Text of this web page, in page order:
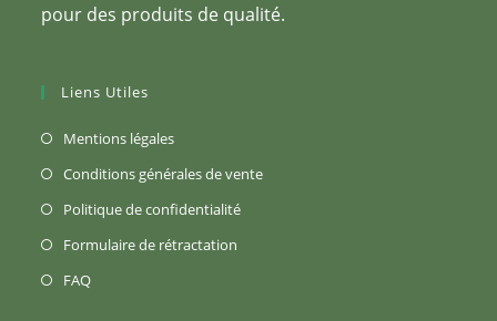
pour des produits de qualité.
Liens Utiles
Mentions légalesS’ouvre
nouvel
onglet
Conditions générales de venteS’ouvre
Politique de confidentialitéS’ouvre
Formulaire de rétractation
FAQS’ouvre